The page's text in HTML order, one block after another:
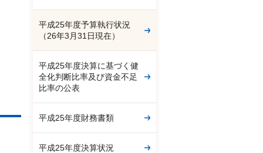
平成25年度予算執行状況
（26年3月31日現在）
平成25年度決算に基づく健
全化判断比率及び資金不足
比率の公表
平成25年度財務書類
平成25年度決算状況